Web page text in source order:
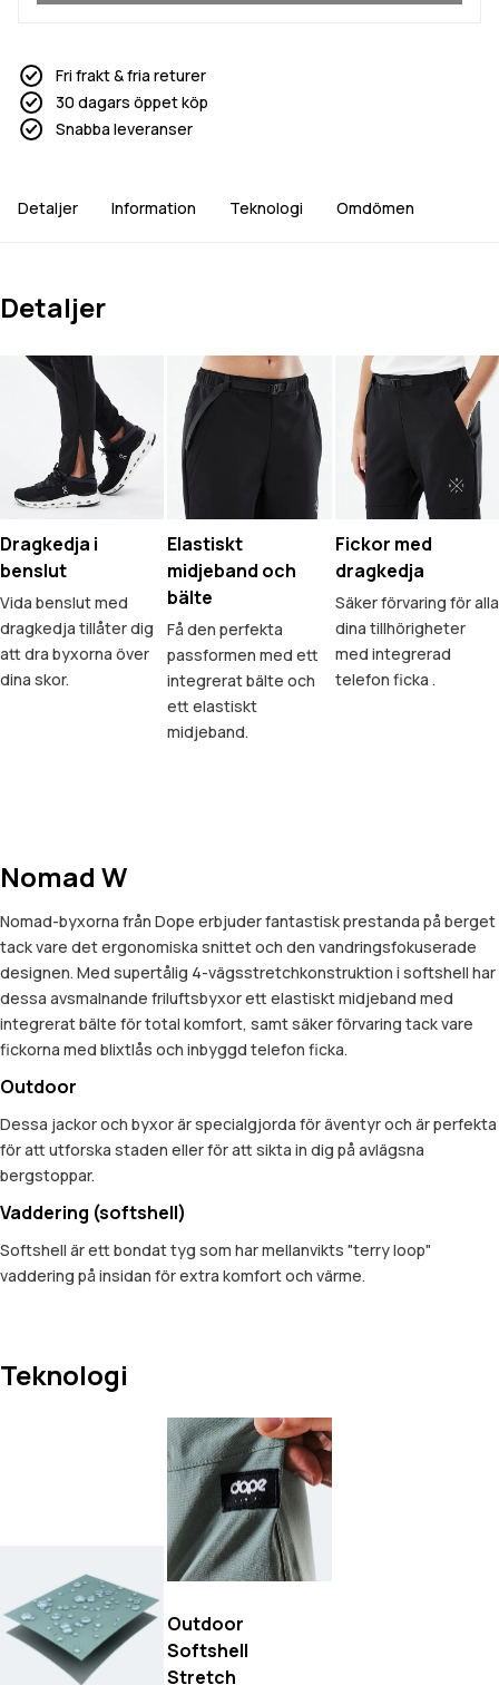
Fri frakt & fria returer
30 dagars öppet köp
Snabba leveranser
Detaljer Information Teknologi Omdömen
Detaljer
Dragkedja i
benslut
Vida benslut med
dragkedja tillåter dig
att dra byxorna över
dina skor.
Elastiskt
midjeband och
bälte
Få den perfekta
passformen med ett
integrerat bälte och
ett elastiskt
midjeband.
Fickor med
dragkedja
Säker förvaring för alla
dina tillhörigheter
med integrerad
telefon ficka .
Nomad W
Nomad-byxorna från Dope erbjuder fantastisk prestanda på berget
tack vare det ergonomiska snittet och den vandringsfokuserade
designen. Med supertålig 4-vägsstretchkonstruktion i softshell har
dessa avsmalnande friluftsbyxor ett elastiskt midjeband med
integrerat bälte för total komfort, samt säker förvaring tack vare
fickorna med blixtlås och inbyggd telefon ficka.
Outdoor
Dessa jackor och byxor är specialgjorda för äventyr och är perfekta
för att utforska staden eller för att sikta in dig på avlägsna
bergstoppar.
Vaddering (softshell)
Softshell är ett bondat tyg som har mellanvikts "terry loop"
vaddering på insidan för extra komfort och värme.
Teknologi
Outdoor
Softshell
Stretch